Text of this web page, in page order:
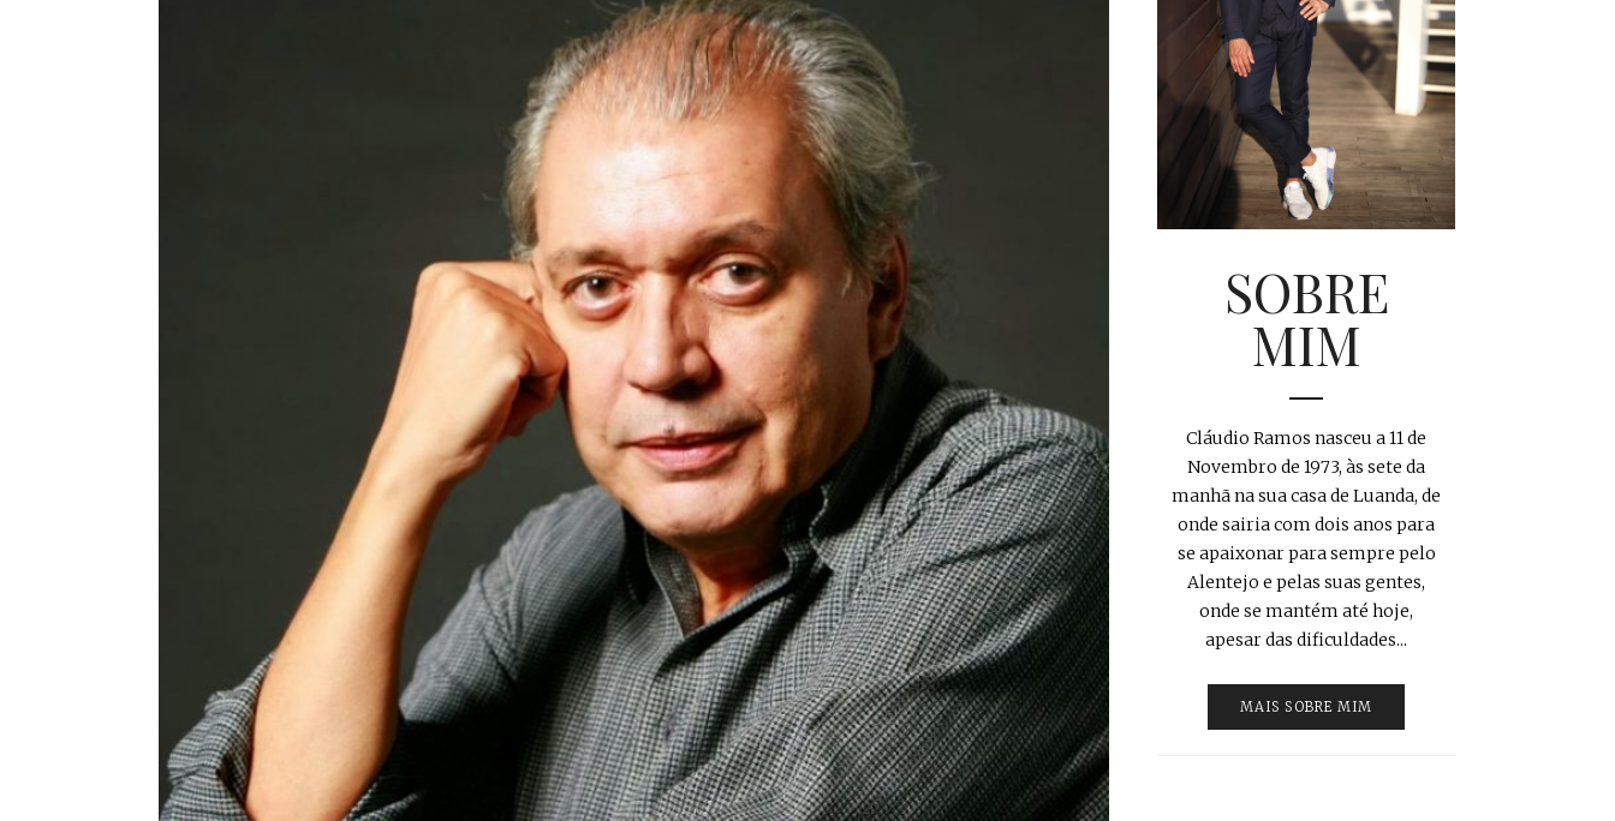
SOBRE
MIM
Cláudio Ramos nasceu a 11 de
Novembro de 1973, às sete da
manhã na sua casa de Luanda, de
onde sairia com dois anos para
se apaixonar para sempre pelo
Alentejo e pelas suas gentes,
onde se mantém até hoje,
apesar das dificuldades...
MAIS SOBRE MIM